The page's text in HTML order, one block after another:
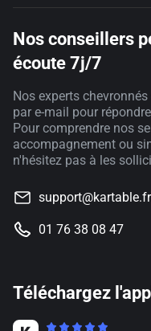
Nos conseillers
écoute 7j/7
Nos experts
par e-mail pour
Pour comprendre nos
accompagnement ou
n'hésitez pas à les
support@kartable.fr
01 76 38 08 47
Téléchargez